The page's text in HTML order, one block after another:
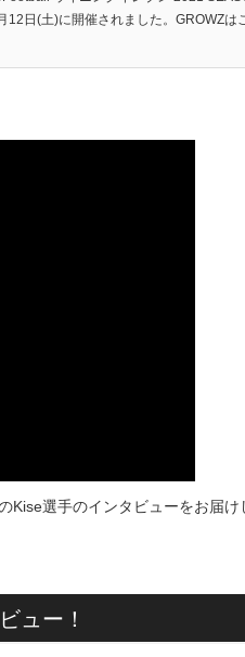
12日(土)に開催されました。GROWZは
Kise選手のインタビューをお届け
ュー！